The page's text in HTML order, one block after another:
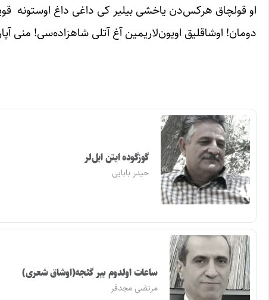
او قولچاق هرکس‌د‌ن یاخشی بیلیر کی داغی داغ اوستونه
دومان! اوشاقلیق اویون‌لاریمین آغ آتلی شاهزاده‌سی! منی
گوزگوده ایتن ایل‌لر
حیدر بابایی
ساعات اولدوم بیر گئجه(اوشاق شعری)
مرتضی مجدفر